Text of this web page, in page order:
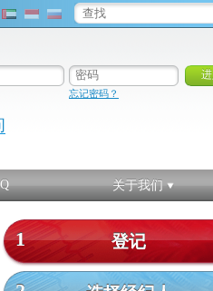
忘记密码？
关于我们
1 登记